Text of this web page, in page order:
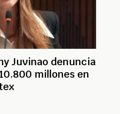
Juvinao denuncia
millones en